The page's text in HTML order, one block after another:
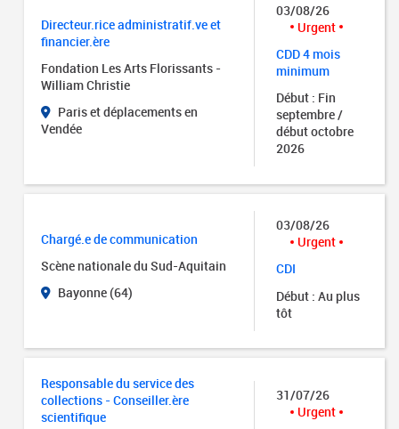
Directeur.rice administratif.ve et
financier.ère
Fondation Les Arts Florissants -
William Christie
Paris et déplacements en
Vendée
03/08/26
Urgent
CDD 4 mois
minimum
Début : Fin
septembre /
début octobre
2026
Chargé.e de communication
Scène nationale du Sud-Aquitain
Bayonne (64)
03/08/26
Urgent
CDI
Début : Au plus
tôt
Responsable du service des
collections - Conseiller.ère
scientifique
31/07/26
Urgent